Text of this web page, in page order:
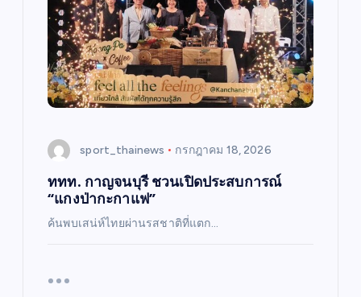
sport_thainews กรกฎาคม 18, 2026
ททท. กาญจนบุรี ชวนเปิดประสบการณ์
“แกงป่ากะกาแฟ”
ค้นพบเสน่ห์ไทยผ่านรสชาติที่แตก…